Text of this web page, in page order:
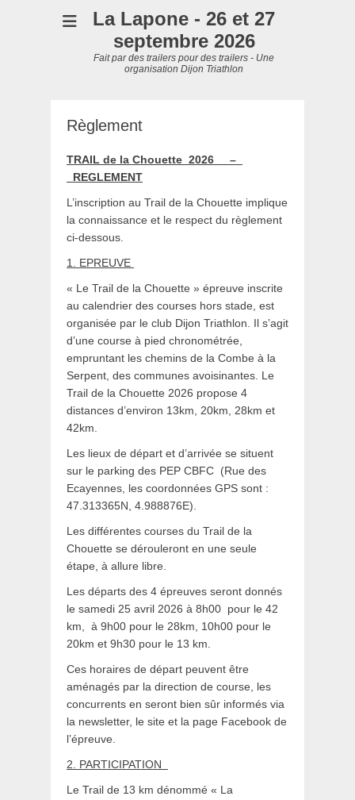
La Lapone - 26 et 27
septembre 2026
Fait par des trailers pour des trailers - Une
organisation Dijon Triathlon
Règlement
TRAIL de la Chouette 2026 –
REGLEMENT
L’inscription au Trail de la Chouette implique
la connaissance et le respect du règlement
ci-dessous.
1.
EPREUVE
« Le Trail de la Chouette » épreuve inscrite
au calendrier des courses hors stade, est
organisée par le club Dijon Triathlon. Il s’agit
d’une course à pied chronométrée,
empruntant les chemins de la Combe à la
Serpent, des communes avoisinantes. Le
Trail de la Chouette 2026 propose 4
distances d’environ 13km, 20km, 28km et
42km.
Les lieux de départ et d’arrivée se situent
sur le parking des PEP CBFC (Rue des
Ecayennes, les coordonnées GPS sont :
47.313365N, 4.988876E).
Les différentes courses du Trail de la
Chouette se dérouleront en une seule
étape, à allure libre.
Les départs des 4 épreuves seront donnés
le samedi 25 avril 2026 à 8h00 pour le 42
km, à 9h00 pour le 28km, 10h00 pour le
20km et 9h30 pour le 13 km.
Ces horaires de départ peuvent être
aménagés par la direction de course, les
concurrents en seront bien sûr informés via
la newsletter, le site et la page Facebook de
l’épreuve.
2. PARTICIPATION
Le Trail de 13 km dénommé « La